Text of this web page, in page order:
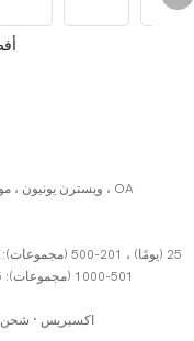
L/C ، D/A ، D/P ، T/T ، ويسترن يونيون ، مونيغرام ، OA
اكسبريس ·